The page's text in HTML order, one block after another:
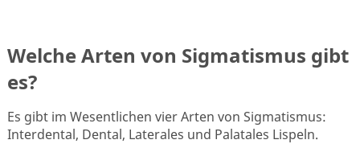
Welche Arten von Sigmatismus gibt
es?
Es gibt im Wesentlichen vier Arten von Sigmatismus:
Interdental, Dental, Laterales und Palatales Lispeln.